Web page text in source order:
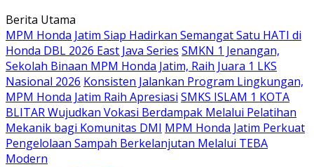
Langsung
ke
konten
Berita Utama
MPM Honda Jatim Siap Hadirkan Semangat Satu HATI di
Honda DBL 2026 East Java Series SMKN 1 Jenangan,
Sekolah Binaan MPM Honda Jatim, Raih Juara 1 LKS
Nasional 2026 Konsisten Jalankan Program Lingkungan,
MPM Honda Jatim Raih Apresiasi SMKS ISLAM 1 KOTA
BLITAR Wujudkan Vokasi Berdampak Melalui Pelatihan
Mekanik bagi Komunitas DMI MPM Honda Jatim Perkuat
Pengelolaan Sampah Berkelanjutan Melalui TEBA
Modern